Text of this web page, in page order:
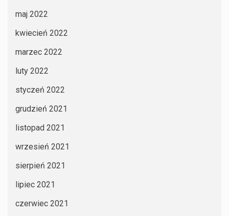
maj 2022
kwiecień 2022
marzec 2022
luty 2022
styczeń 2022
grudzień 2021
listopad 2021
wrzesień 2021
sierpień 2021
lipiec 2021
czerwiec 2021